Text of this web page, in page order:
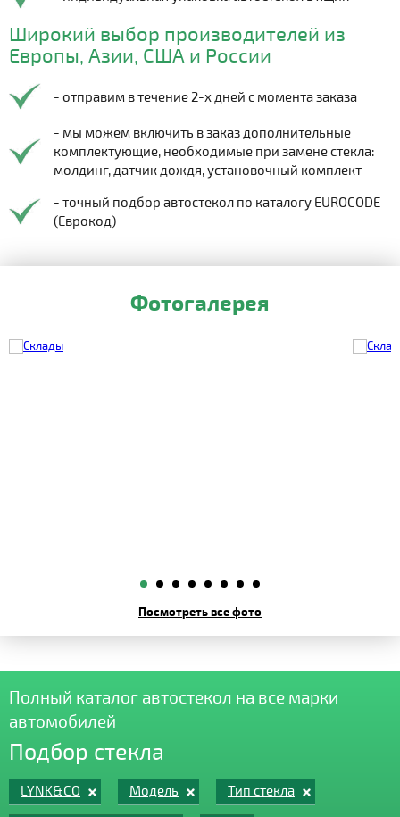
Широкий выбор производителей из
Европы, Азии, США и России
- отправим в течение 2-х дней с момента заказа
- мы можем включить в заказ дополнительные
комплектующие, необходимые при замене стекла:
молдинг, датчик дождя, установочный комплект
- точный подбор автостекол по каталогу EUROCODE
(Еврокод)
Фотогалерея
Посмотреть все фото
Полный каталог автостекол на все марки
автомобилей
Подбор стекла
LYNK&CO Модель Тип стекла